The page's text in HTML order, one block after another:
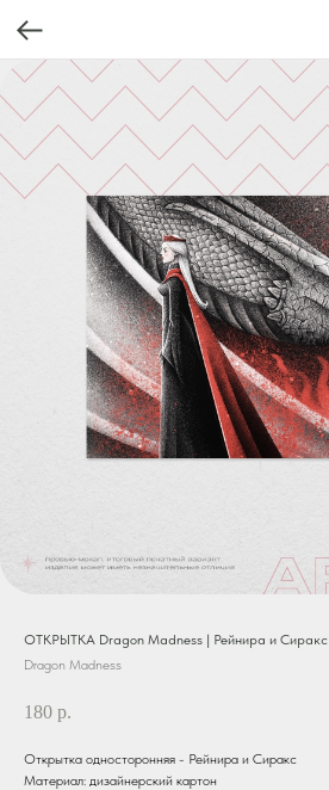
ОТКРЫТКА Dragon Madness | Рейнира и Сиракс
Dragon Madness
180 р.
Открытка односторонняя - Рейнира и Сиракс
Материал: дизайнерский картон